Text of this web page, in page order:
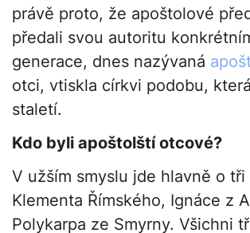
právě proto, že apoštolové
předali svou autoritu
generace, dnes nazývaná
otci, vtiskla církvi podobu,
staletí.
Kdo byli apoštolští otcové?
V užším smyslu jde hlavně o tři
Klementa Římského, Ignáce z
Polykarpa ze Smyrny. Všichni